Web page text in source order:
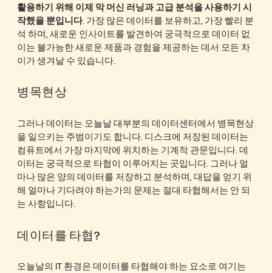
활용하기 위해 이제 막 머신 러닝과 고급 분석을 사용하기 시
작했을 뿐입니다. 가장 많은 데이터를 보유하고, 가장 빨리 분
석 하며, 새로운 인사이트를 발견하여 궁극적으로 데이터 없
이는 불가능한 새로운 제품과 경험을 제공하는 데서 모든 차
이가 생겨날 수 있습니다.
병목현상
그러나 데이터는 오늘날 대부분의 데이터센터에서 병목현상
을 일으키는 주범이기도 합니다. 디스크에 저장된 데이터는
컴퓨트에서 가장 마지막에 위치하는 기계적 관문입니다. 데
이터는 궁극적으로 타협이 이루어지는 곳입니다. 그러나 얼
마나 많은 양의 데이터를 저장하고 분석하며, 대답을 얻기 위
해 얼마나 기다려야 하는가의 문제는 절대 타협해서는 안 되
는 사항입니다.
데이터를 타협?
오늘날의 IT 환경은 데이터를 타협해야 하는 요소로 여기는